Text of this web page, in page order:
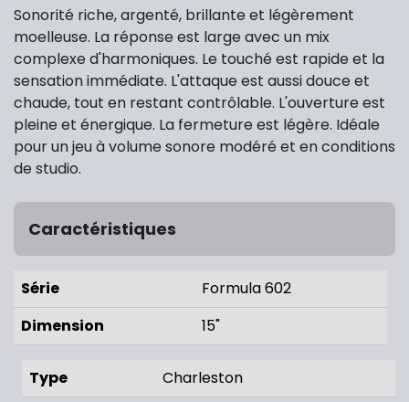
Sonorité riche, argenté, brillante et légèrement
moelleuse. La réponse est large avec un mix
complexe d'harmoniques. Le touché est rapide et la
sensation immédiate. L'attaque est aussi douce et
chaude, tout en restant contrôlable. L'ouverture est
pleine et énergique. La fermeture est légère. Idéale
pour un jeu à volume sonore modéré et en conditions
de studio.
Caractéristiques
Série
Formula 602
Dimension
15"
Type Charleston